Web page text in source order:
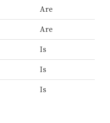
Are
Are
Is
Is
Is